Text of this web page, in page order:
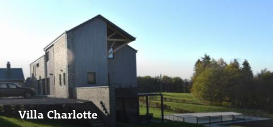
Villa Charlotte